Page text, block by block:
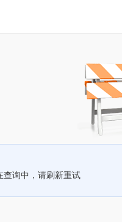
查询中，请刷新重试